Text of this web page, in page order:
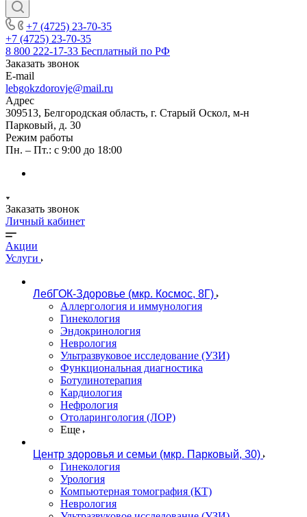
+7 (4725) 23-70-35
+7 (4725) 23-70-35
8 800 222-17-33 Бесплатный по РФ
Заказать звонок
E-mail
lebgokzdorovje@mail.ru
Адрес
309513, Белгородская область, г. Старый Оскол, м-н
Парковый, д. 30
Режим работы
Пн. – Пт.: с 9:00 до 18:00
Заказать звонок
Личный кабинет
Акции
Услуги
ЛебГОК-Здоровье (мкр. Космос, 8Г)
Аллергология и иммунология
Гинекология
Эндокринология
Неврология
Ультразвуковое исследование (УЗИ)
Функциональная диагностика
Ботулинотерапия
Кардиология
Нефрология
Отоларингология (ЛОР)
Еще
Центр здоровья и семьи (мкр. Парковый, 30)
Гинекология
Урология
Компьютерная томография (КТ)
Неврология